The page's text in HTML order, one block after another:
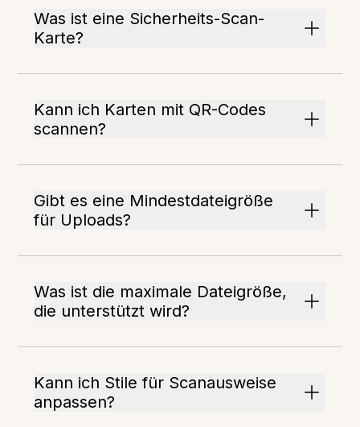
Was ist eine Sicherheits-Scan-
Karte?
Kann ich Karten mit QR-Codes
scannen?
Gibt es eine Mindestdateigröße
für Uploads?
Was ist die maximale Dateigröße,
die unterstützt wird?
Kann ich Stile für Scanausweise
anpassen?